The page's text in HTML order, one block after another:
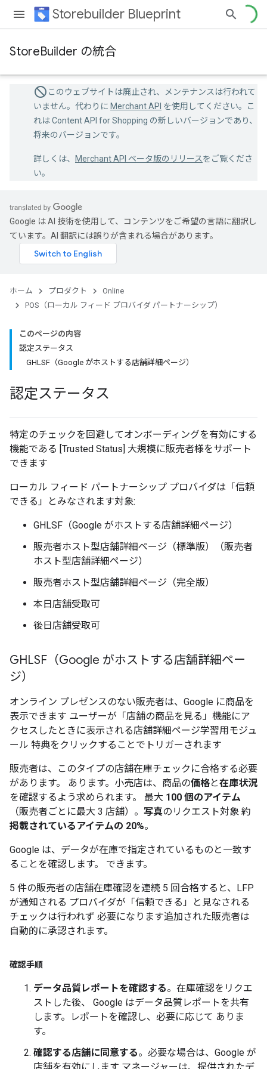
Storebuilder Blueprint
StoreBuilder の統合
このウェブサイトは廃止され、メンテナンスは行われて
いません。代わりに Merchant API を使用してください。こ
れは Content API for Shopping の新しいバージョンであり、
将来のバージョンです。
詳しくは、 Merchant API ベータ版のリリースをご覧くださ
い。
Google は AI 技術を使用して、コンテンツをご希望の言語に翻訳し
ています。AI 翻訳には誤りが含まれる場合があります。
ホーム プロダクト
Online
POS（ローカル フィード プロバイダ パートナーシップ）
このページの内容
認定ステータス
GHLSF（Google がホストする店舗詳細ページ）
認定ステータス
特定のチェックを回避してオンボーディングを有効にする
機能である [Trusted Status] 大規模に販売者様をサポート
できます
ローカル フィード パートナーシップ プロバイダは「信頼
できる」とみなされます対象:
GHLSF（Google がホストする店舗詳細ページ）
販売者ホスト型店舗詳細ページ（標準版）（販売者
ホスト型店舗詳細ページ）
販売者ホスト型店舗詳細ページ（完全版）
本日店舗受取可
後日店舗受取可
GHLSF（Google がホストする店舗詳細ペー
ジ）
オンライン プレゼンスのない販売者は、Google に商品を
表示できます ユーザーが「店舗の商品を見る」機能にア
クセスしたときに表示される店舗詳細ページ学習用モジュ
ール 特典をクリックすることでトリガーされます
販売者は、このタイプの店舗在庫チェックに合格する必要
があります。 あります。小売店は、商品の価格と在庫状況
を確認するよう求められます。 最大 100 個のアイテム
（販売者ごとに最大 3 店舗）。 写真のリクエスト対象 約
掲載されているアイテムの 20%。
Google は、データが在庫で指定されているものと一致す
ることを確認します。 できます。
5 件の販売者の店舗在庫確認を連続 5 回合格すると、LFP
が通知される プロバイダが「信頼できる」と見なされる
チェックは行われず 必要になります追加された販売者は
自動的に承認されます。
確認手順
データ品質レポートを確認する。在庫確認をリクエ
ストした後、 Google はデータ品質レポートを共有
します。レポートを確認し、必要に応じて ありま
す。
確認する店舗に同意する。必要な場合は、Google が